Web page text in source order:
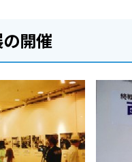
開催